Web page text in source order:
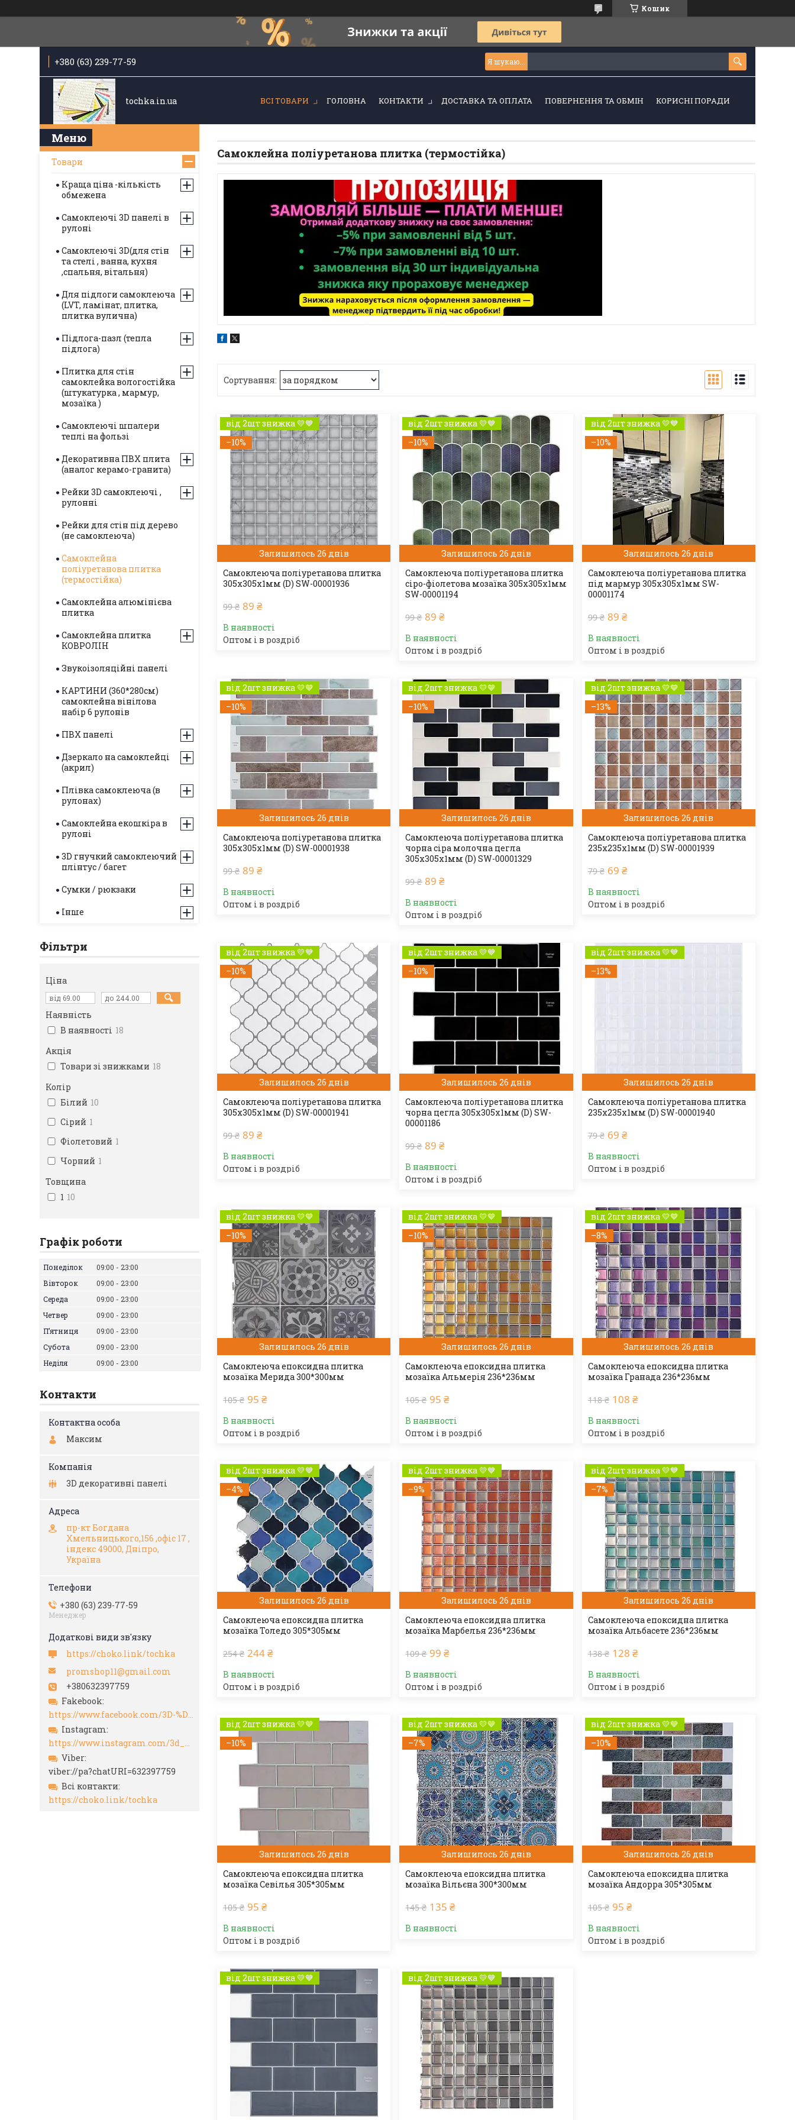
Кошик
+380 (63) 239-77-59
tochka.in.ua ВСІ ТОВАРИ ГОЛОВНА КОНТАКТИ ДОСТАВКА ТА ОПЛАТА ПОВЕРНЕННЯ ТА ОБМІН КОРИСНІ ПОРАДИ
Самоклейна поліуретанова плитка (термостійка)
від 2шт знижка 💛💙
–10%
Залишилось 26 днів
Самоклеюча поліуретанова плитка
305х305х1мм (D) SW-00001936
99 ₴ 89 ₴
В наявності
Оптом і в роздріб
від 2шт знижка 💛💙
–10%
Залишилось 26 днів
Самоклеюча поліуретанова плитка
сіро-фіолетова мозаїка 305х305х1мм
SW-00001194
99 ₴ 89 ₴
В наявності
Оптом і в роздріб
від 2шт знижка 💛💙
–10%
Залишилось 26 днів
Самоклеюча поліуретанова плитка
під мармур 305х305х1мм SW-
00001174
99 ₴ 89 ₴
В наявності
Оптом і в роздріб
від 2шт знижка 💛💙
–10%
Залишилось 26 днів
Самоклеюча поліуретанова плитка
305х305х1мм (D) SW-00001938
99 ₴ 89 ₴
В наявності
Оптом і в роздріб
від 2шт знижка 💛💙
–10%
Залишилось 26 днів
Самоклеюча поліуретанова плитка
чорна сіра молочна цегла
305х305х1мм (D) SW-00001329
99 ₴ 89 ₴
В наявності
Оптом і в роздріб
від 2шт знижка 💛💙
–13%
Залишилось 26 днів
Самоклеюча поліуретанова плитка
235х235х1мм (D) SW-00001939
79 ₴ 69 ₴
В наявності
Оптом і в роздріб
від 2шт знижка 💛💙
–10%
Залишилось 26 днів
Самоклеюча поліуретанова плитка
305х305х1мм (D) SW-00001941
99 ₴ 89 ₴
В наявності
Оптом і в роздріб
від 2шт знижка 💛💙
–10%
Залишилось 26 днів
Самоклеюча поліуретанова плитка
чорна цегла 305х305х1мм (D) SW-
00001186
99 ₴ 89 ₴
В наявності
Оптом і в роздріб
від 2шт знижка 💛💙
–13%
Залишилось 26 днів
Самоклеюча поліуретанова плитка
235х235х1мм (D) SW-00001940
79 ₴ 69 ₴
В наявності
Оптом і в роздріб
від 2шт знижка 💛💙
–10%
Залишилось 26 днів
Самоклеюча епоксидна плитка
мозаїка Мерида 300*300мм
105 ₴ 95 ₴
В наявності
Оптом і в роздріб
від 2шт знижка 💛💙
–10%
Залишилось 26 днів
Самоклеюча епоксидна плитка
мозаїка Альмерія 236*236мм
105 ₴ 95 ₴
В наявності
Оптом і в роздріб
від 2шт знижка 💛💙
–8%
Залишилось 26 днів
Самоклеюча епоксидна плитка
мозаїка Гранада 236*236мм
118 ₴ 108 ₴
В наявності
Оптом і в роздріб
від 2шт знижка 💛💙
–4%
Залишилось 26 днів
Самоклеюча епоксидна плитка
мозаїка Толедо 305*305мм
254 ₴ 244 ₴
В наявності
Оптом і в роздріб
від 2шт знижка 💛💙
–9%
Залишилось 26 днів
Самоклеюча епоксидна плитка
мозаїка Марбелья 236*236мм
109 ₴ 99 ₴
В наявності
Оптом і в роздріб
від 2шт знижка 💛💙
–7%
Залишилось 26 днів
Самоклеюча епоксидна плитка
мозаїка Альбасете 236*236мм
138 ₴ 128 ₴
В наявності
Оптом і в роздріб
від 2шт знижка 💛💙
–10%
Залишилось 26 днів
Самоклеюча епоксидна плитка
мозаїка Севілья 305*305мм
105 ₴ 95 ₴
В наявності
Оптом і в роздріб
від 2шт знижка 💛💙
–7%
Залишилось 26 днів
Самоклеюча епоксидна плитка
мозаїка Вільєна 300*300мм
145 ₴ 135 ₴
В наявності
від 2шт знижка 💛💙
–10%
Залишилось 26 днів
Самоклеюча епоксидна плитка
мозаїка Андорра 305*305мм
105 ₴ 95 ₴
В наявності
Оптом і в роздріб
від 2шт знижка 💛💙 від 2шт знижка 💛💙
Товари
Краща ціна -кількість
обмежена
Самоклеючі 3D панелі в
рулоні
Самоклеючі 3D(для стін
та стелі , ванна, кухня
,спальня, вітальня)
Для підлоги самоклеюча
(LVT, ламінат, плитка,
плитка вулична)
Підлога-пазл (тепла
підлога)
Плитка для стін
самоклейка вологостійка
(штукатурка , мармур,
мозаїка )
Самоклеючі шпалери
теплі на фользі
Декоративна ПВХ плита
(аналог керамо-гранита)
Рейки 3D самоклеючі ,
рулонні
Рейки для стін під дерево
(не самоклеюча)
Самоклейна
поліуретанова плитка
(термостійка)
Самоклейна алюмінієва
плитка
Самоклейна плитка
КОВРОЛІН
Звукоізоляційні панелі
КАРТИНИ (360*280см)
самоклейна вінілова
набір 6 рулонів
ПВХ панелі
Дзеркало на самоклейці
(акрил)
Плівка самоклеюча (в
рулонах)
Самоклейна екошкіра в
рулоні
3D гнучкий самоклеючий
плінтус / багет
Сумки / рюкзаки
Інше
Фільтри
Ціна
Наявність
В наявності 18
Акція
Товари зі знижками 18
Колір
Білий 10
Сірий 1
Фіолетовий 1
Чорний 1
Товщина
1 10
Графік роботи
Понеділок 09:00
23:00
Вівторок
09:00
23:00
Середа
09:00
23:00
Четвер
09:00
23:00
Пʼятниця
09:00
23:00
Субота
09:00
23:00
Неділя
09:00 23:00
Контакти
Максим
3D декоративні панелі
пр-кт Богдана
Хмельницького,156 ,офіс 17 ,
індекс 49000, Дніпро,
Україна
+380 (63) 239-77-59
Менеджер
https://choko.link/tochka
promshop11@gmail.com
+380632397759
Fakebook
https://www.facebook.com/3D-%D0%A1%D0%B0%D0%BC%D0%BE%D0%BA%D0%BB%D0%B5%D1%8E%D1%89%D0%B8%D0%B5%D1%81%D1%8F-%D0%BF%D0%B0%D0%BD%D0%B5%D0%BB%D0%B8-105192438338002/?hc_ref=ARSwVxHl9TuSFoL0VKiZ0Dwnd_OiZckAuyN8sRyLP0QAfVGoJlU0cLTH7MJ-cNc9hTY&ref=nf_target
Instagram
https://www.instagram.com/3d_paneli_ukr/
Viber
viber://pa?chatURI=632397759
Всі контакти
https://choko.link/tochka